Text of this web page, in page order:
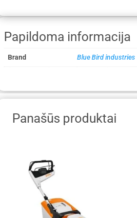
Papildoma informacija
Brand Blue Bird industries
Panašūs produktai